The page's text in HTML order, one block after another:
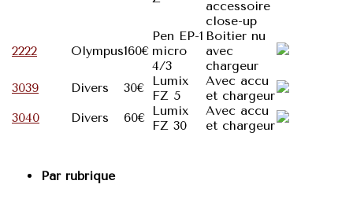
accessoire
close-up
2222
Olympus160€
Pen EP-1
micro
4/3
Boitier nu
avec
chargeur
3039
Divers 30€
Lumix
FZ 5
Avec accu
et chargeur
3040
Divers 60€ Lumix
FZ 30
Avec accu
et chargeur
Par rubrique